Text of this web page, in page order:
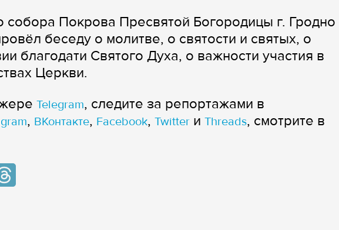
собора Покрова Пресвятой Богородицы г. Гродно
беседу о молитве, о святости и святых, о
благодати Святого Духа, о важности участия в
Церкви.
Telegram, следите за репортажами в
, ВКонтакте, Facebook, Twitter и Threads, смотрите в